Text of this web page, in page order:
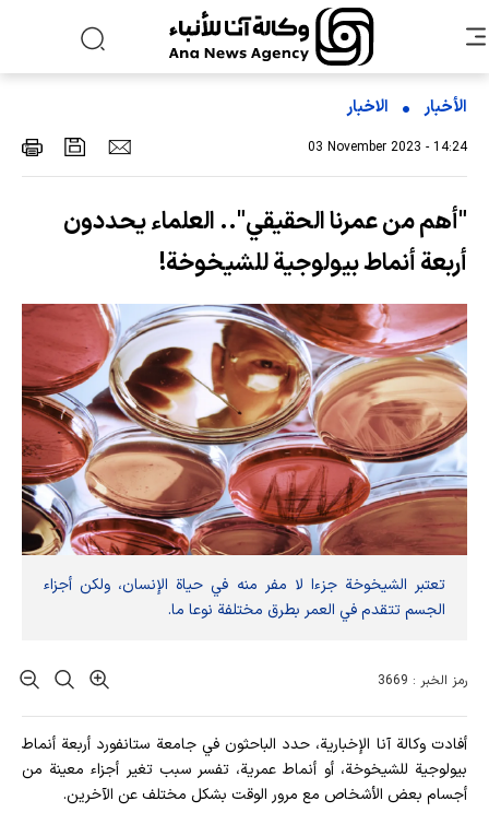
الأخبار الاخبار
03 November 2023 - 14:24
"أهم من عمرنا الحقيقي".. العلماء يحددون
أربعة أنماط بيولوجية للشيخوخة!
تعتبر الشيخوخة جزءا لا مفر منه في حياة الإنسان، ولكن أجزاء
الجسم تتقدم في العمر بطرق مختلفة نوعا ما.
رمز الخبر : 3669
أفادت وکالة آنا الإخباریة، حدد الباحثون في جامعة ستانفورد أربعة أنماط
بيولوجية للشيخوخة، أو أنماط عمرية، تفسر سبب تغير أجزاء معينة من
أجسام بعض الأشخاص مع مرور الوقت بشكل مختلف عن الآخرين.